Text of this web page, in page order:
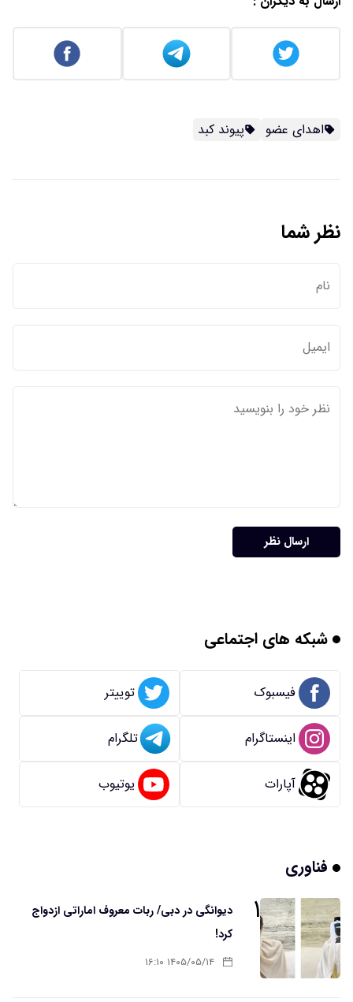
اهدای عضو پیوند کبد
نظر شما
ارسال نظر
شبکه های اجتماعی
فیسبوک توییتر
اینستاگرام تلگرام
آپارات یوتیوب
فناوری
۱
دیوانگی در دبی/ ربات معروف اماراتی ازدواج
کرد!
۱۴۰۵/۰۵/۱۴ ۱۶:۱۰